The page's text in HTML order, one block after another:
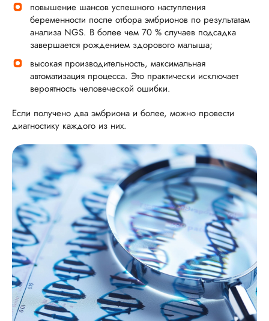
повышение шансов успешного наступления
беременности после отбора эмбрионов по результатам
анализа NGS. В более чем 70 % случаев подсадка
завершается рождением здорового малыша;
высокая производительность, максимальная
автоматизация процесса. Это практически исключает
вероятность человеческой ошибки.
Если получено два эмбриона и более, можно провести
диагностику каждого из них.